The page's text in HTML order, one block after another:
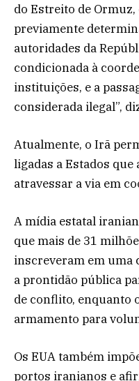
do Estreito de
previamente
autoridades da
condicionada à
instituições, e a
considerada ilegal”,
Atualmente, o Irã
ligadas a Estados que
atravessar a via em
A mídia estatal
que mais de 31
inscreveram em uma
a prontidão pública
de conflito, enquanto
armamento para
Os EUA também
portos iranianos e